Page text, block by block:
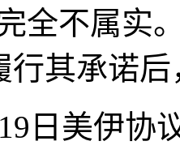
全不属实
行其承诺
美伊协议